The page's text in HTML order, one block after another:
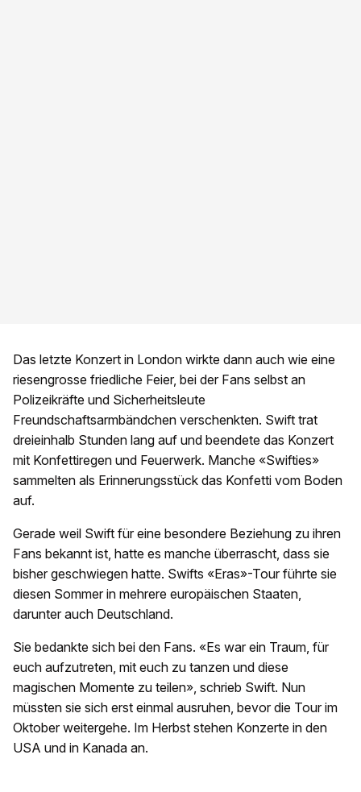
Das letzte Konzert in London wirkte dann auch wie eine
riesengrosse friedliche Feier, bei der Fans selbst an
Polizeikräfte und Sicherheitsleute
Freundschaftsarmbändchen verschenkten. Swift trat
dreieinhalb Stunden lang auf und beendete das Konzert
mit Konfettiregen und Feuerwerk. Manche «Swifties»
sammelten als Erinnerungsstück das Konfetti vom Boden
auf.
Gerade weil Swift für eine besondere Beziehung zu ihren
Fans bekannt ist, hatte es manche überrascht, dass sie
bisher geschwiegen hatte. Swifts «Eras»-Tour führte sie
diesen Sommer in mehrere europäischen Staaten,
darunter auch Deutschland.
Sie bedankte sich bei den Fans. «Es war ein Traum, für
euch aufzutreten, mit euch zu tanzen und diese
magischen Momente zu teilen», schrieb Swift. Nun
müssten sie sich erst einmal ausruhen, bevor die Tour im
Oktober weitergehe. Im Herbst stehen Konzerte in den
USA und in Kanada an.